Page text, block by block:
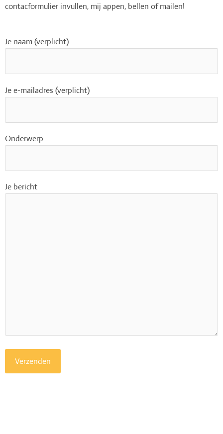
contacformulier invullen, mij appen, bellen of mailen!
Je naam (verplicht)
Je e-mailadres (verplicht)
Onderwerp
Je bericht